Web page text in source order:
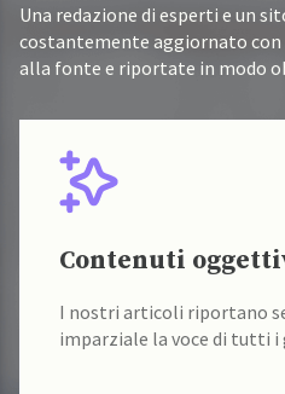
Una redazione di esperti e un
costantemente aggiornato
alla fonte e riportate in modo
Contenuti
I nostri articoli riportano
imparziale la voce di tutti i